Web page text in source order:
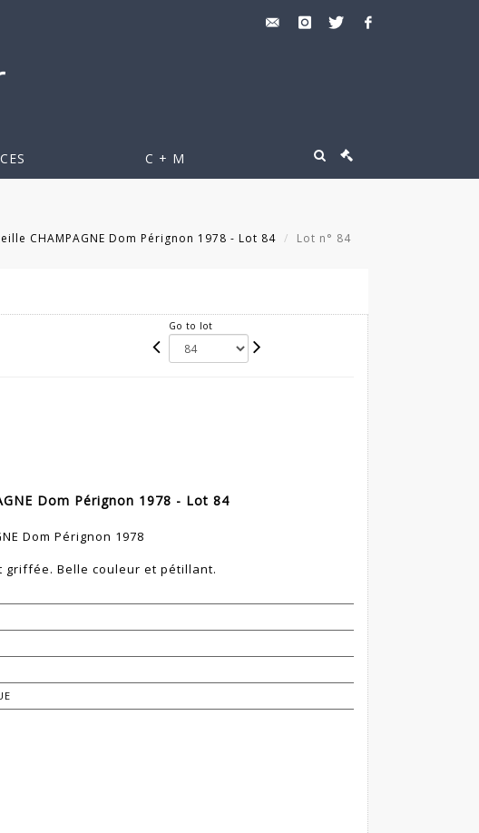
C + M
CHAMPAGNE Dom Pérignon 1978 - Lot 84 Lot n° 84
Go to lot
Dom Pérignon 1978 - Lot 84
Dom Pérignon 1978
griffée. Belle couleur et pétillant.